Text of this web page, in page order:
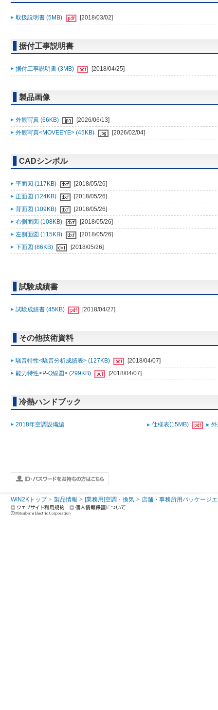
取扱説明書 (5MB) [2018/03/02]
据付工事説明書
据付工事説明書 (3MB) [2018/04/25]
製品画像
外観写真 (66KB)
[2026/06/13]
外観写真<MOVEEYE> (45KB)
[2026/02/04]
CADシンボル
平面図 (117KB)
[2018/05/26]
正面図 (124KB)
[2018/05/26]
背面図 (109KB)
[2018/05/26]
右側面図 (108KB)
[2018/05/26]
左側面図 (115KB)
[2018/05/26]
下面図 (86KB)
[2018/05/26]
試験成績書
試験成績書 (45KB) [2018/04/27]
その他技術資料
騒音特性<騒音分析成績表> (127KB)
[2018/04/07]
能力特性<P-Q線図> (299KB)
[2018/04/07]
冷熱ハンドブック
2018年空調設備編 仕様表(15MB)
WIN2Kトップ 製品情報 [業務用]空調・換気 店舗・事務所用パッケージ